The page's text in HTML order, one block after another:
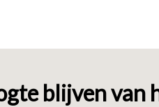
blijven van